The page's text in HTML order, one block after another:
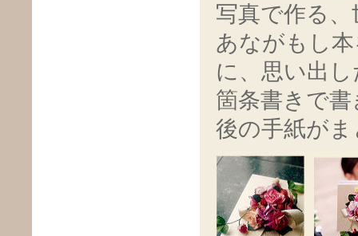
写真で作る
あながもし
に、思い出
箇条書きで
後の手紙が